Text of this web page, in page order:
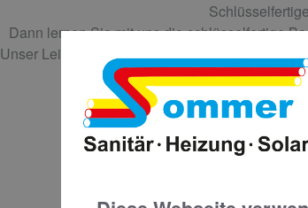
Dann lernen Sie mit uns die schlüsselfertige
Unser Leistungspaket umfasst alle Gewerke für
Kooperation mit